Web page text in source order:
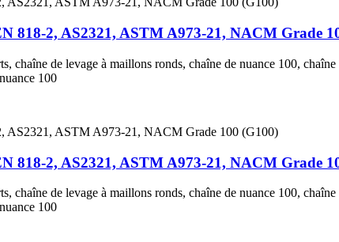
818-2, AS2321, ASTM A973-21, NACM Grade
chaîne de levage à maillons ronds, chaîne de nuance 100,
100
818-2, AS2321, ASTM A973-21, NACM Grade
chaîne de levage à maillons ronds, chaîne de nuance 100,
100